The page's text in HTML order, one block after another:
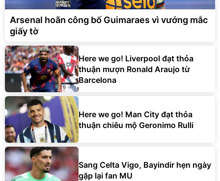
Arsenal hoãn công bố Guimaraes vì vướng mắc
giấy tờ
Here we go! Liverpool đạt thỏa
thuận mượn Ronald Araujo từ
Barcelona
Here we go! Man City đạt thỏa
thuận chiêu mộ Geronimo Rulli
Sang Celta Vigo, Bayindir hẹn ngày
gặp lại fan MU